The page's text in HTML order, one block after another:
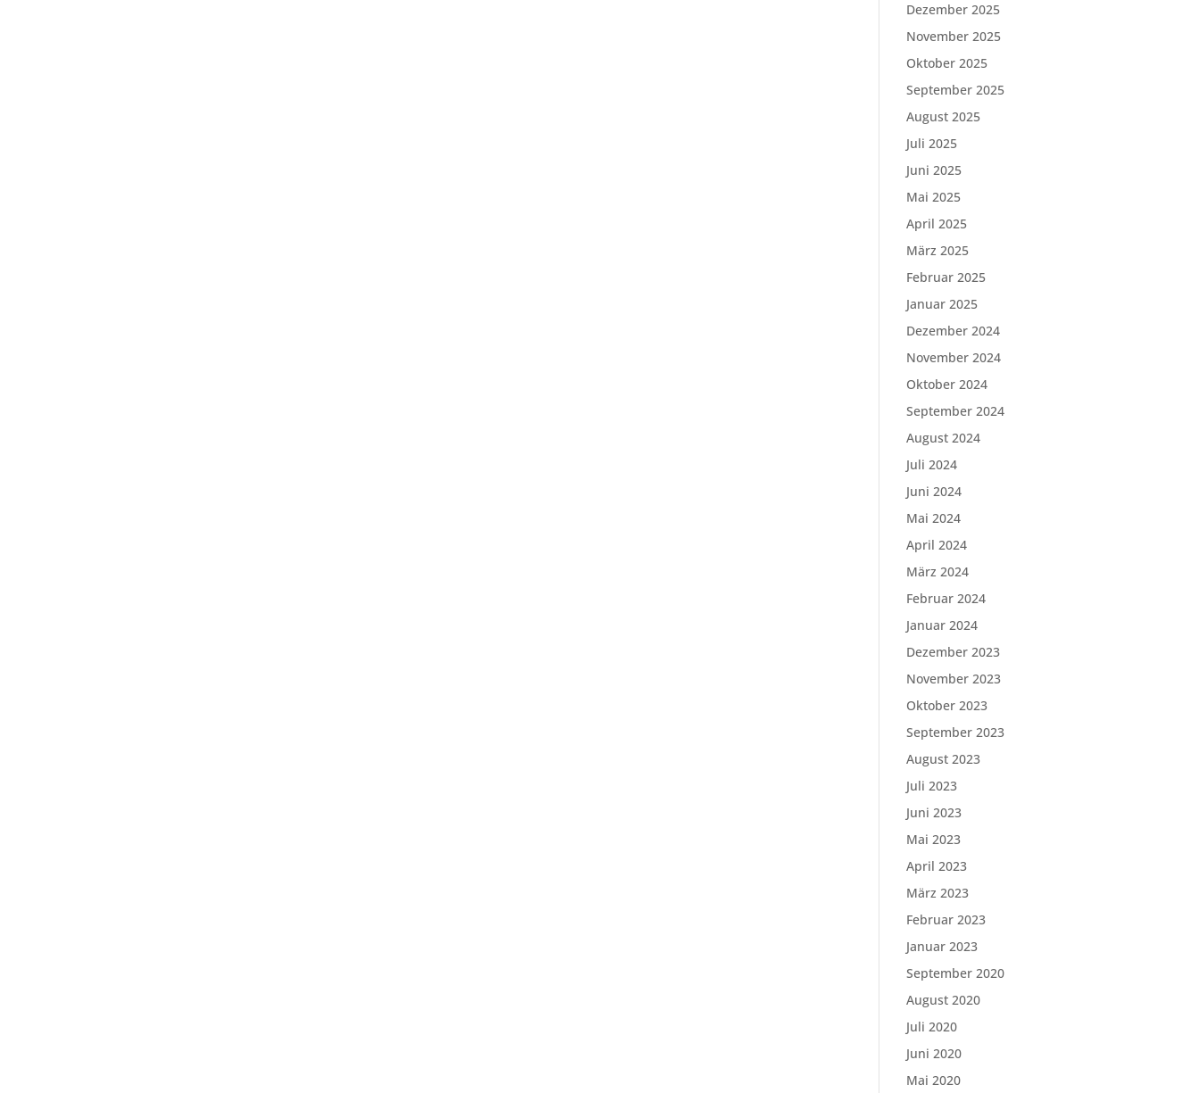
Dezember 2025
November 2025
Oktober 2025
September 2025
August 2025
Juli 2025
Juni 2025
Mai 2025
April 2025
März 2025
Februar 2025
Januar 2025
Dezember 2024
November 2024
Oktober 2024
September 2024
August 2024
Juli 2024
Juni 2024
Mai 2024
April 2024
März 2024
Februar 2024
Januar 2024
Dezember 2023
November 2023
Oktober 2023
September 2023
August 2023
Juli 2023
Juni 2023
Mai 2023
April 2023
März 2023
Februar 2023
Januar 2023
September 2020
August 2020
Juli 2020
Juni 2020
Mai 2020